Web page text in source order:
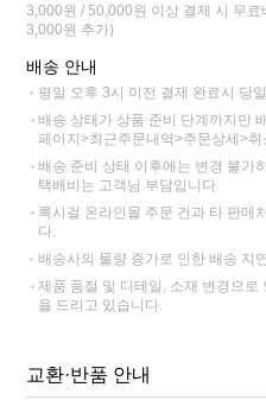
3,000원 / 50,000원 이상 결제 시 무료
3,000원 추가)
배송 안내
평일 오후 3시 이전 결제 완료시 당
배송 상태가 상품 준비 단계까지만
페이지>최근주문내역>주문상세>
배송 준비 상태 이후에는 변경 불가
택배비는 고객님 부담입니다.
록시걸 온라인몰 주문 건과 타 판매
다.
배송사의 물량 증가로 인한 배송 지
제품 품절 및 디테일, 소재 변경으
을 드리고 있습니다.
교환·반품 안내